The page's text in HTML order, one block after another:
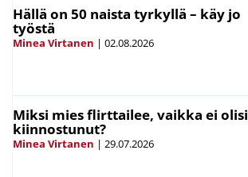
Hällä on 50 naista tyrkyllä – käy jo
työstä
Minea Virtanen | 02.08.2026
Miksi mies flirttailee, vaikka ei olisi
kiinnostunut?
Minea Virtanen | 29.07.2026